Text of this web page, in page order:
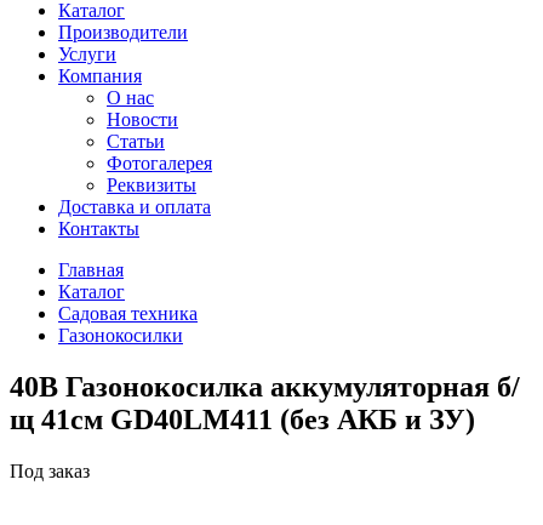
Каталог
Производители
Услуги
Компания
О нас
Новости
Статьи
Фотогалерея
Реквизиты
Доставка и оплата
Контакты
Главная
Каталог
Садовая техника
Газонокосилки
40В Газонокосилка аккумуляторная б/
щ 41см GD40LM411 (без АКБ и ЗУ)
Под заказ